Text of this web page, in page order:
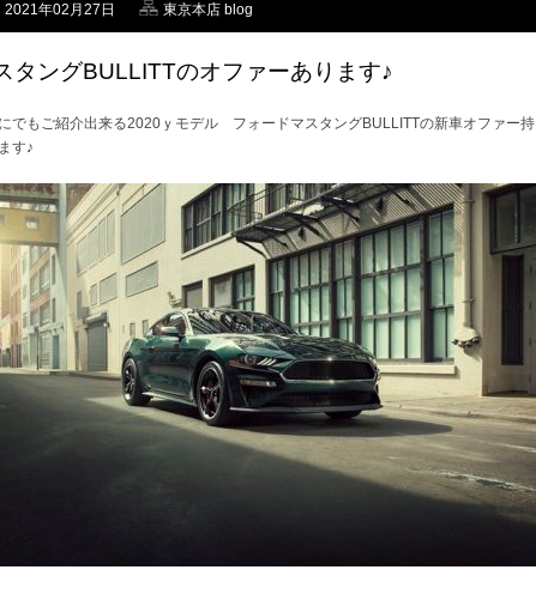
2021年02月27日 東京本店 blog
タングBULLITTのオファーあります♪
でもご紹介出来る2020ｙモデル フォードマスタングBULLITTの新車オファー持
す♪